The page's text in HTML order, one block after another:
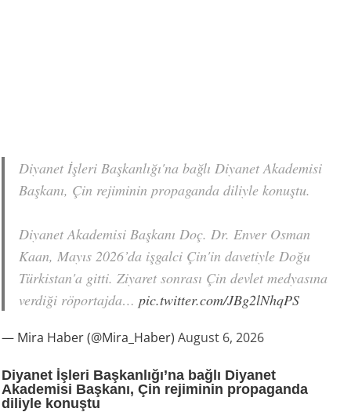
Diyanet İşleri Başkanlığı'na bağlı Diyanet Akademisi
Başkanı, Çin rejiminin propaganda diliyle konuştu.
Diyanet Akademisi Başkanı Doç. Dr. Enver Osman
Kaan, Mayıs 2026’da işgalci Çin'in davetiyle Doğu
Türkistan'a gitti. Ziyaret sonrası Çin devlet medyasına
verdiği röportajda…
pic.twitter.com/JBg2lNhqPS
— Mira Haber (@Mira_Haber) August 6, 2026
Diyanet İşleri Başkanlığı’na bağlı Diyanet
Akademisi Başkanı, Çin rejiminin propaganda
diliyle konuştu